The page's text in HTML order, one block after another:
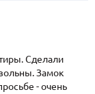
Сделали
Замок
- очень